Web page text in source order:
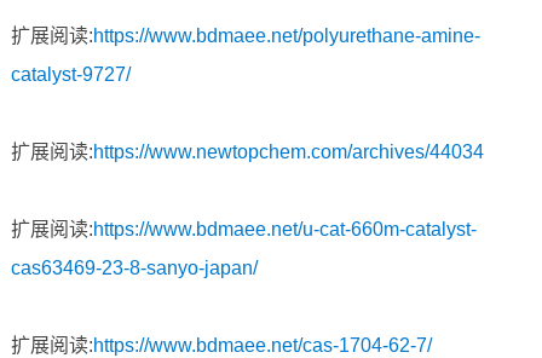
扩展阅读:https://www.bdmaee.net/polyurethane-amine-
catalyst-9727/
扩展阅读:https://www.newtopchem.com/archives/44034
扩展阅读:https://www.bdmaee.net/u-cat-660m-catalyst-
cas63469-23-8-sanyo-japan/
扩展阅读:https://www.bdmaee.net/cas-1704-62-7/